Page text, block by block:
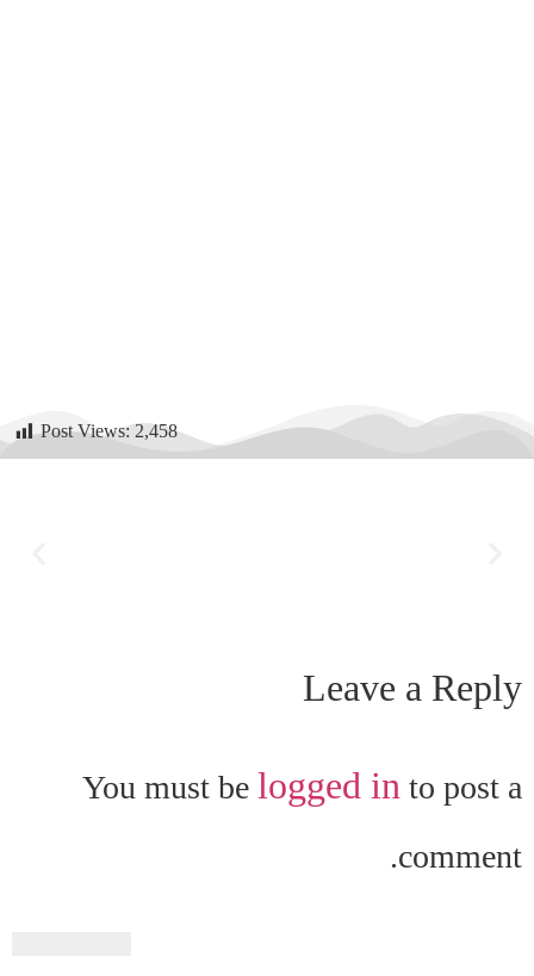
Post Views: 2,458
Leave a Reply
You must be logged in to post a
comment.